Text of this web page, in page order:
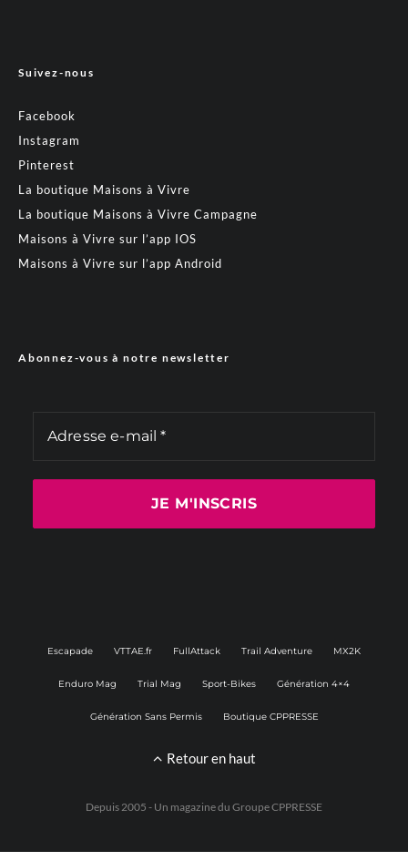
Suivez-nous
Facebook
Instagram
Pinterest
La boutique Maisons à Vivre
La boutique Maisons à Vivre Campagne
Maisons à Vivre sur l’app IOS
Maisons à Vivre sur l’app Android
Abonnez-vous à notre newsletter
Escapade VTTAE.fr FullAttack Trail Adventure MX2K
Enduro Mag Trial Mag Sport-Bikes Génération 4×4
Génération Sans Permis Boutique CPPRESSE
Retour en haut
Depuis 2005 - Un magazine du Groupe CPPRESSE